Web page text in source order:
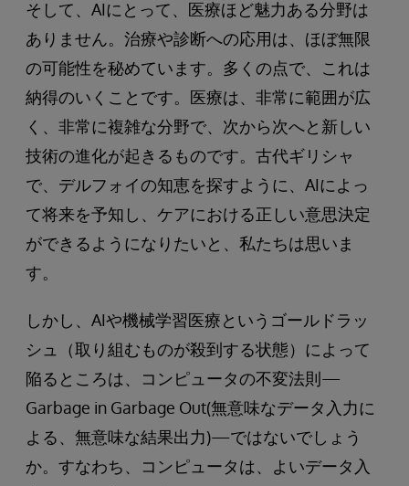
そして、AIにとって、医療ほど魅力ある分野は
ありません。治療や診断への応用は、ほぼ無限
の可能性を秘めています。多くの点で、これは
納得のいくことです。医療は、非常に範囲が広
く、非常に複雑な分野で、次から次へと新しい
技術の進化が起きるものです。古代ギリシャ
で、デルフォイの知恵を探すように、AIによっ
て将来を予知し、ケアにおける正しい意思決定
ができるようになりたいと、私たちは思いま
す。
しかし、AIや機械学習医療というゴールドラッ
シュ（取り組むものが殺到する状態）によって
陥るところは、コンピュータの不変法則—
Garbage in Garbage Out(無意味なデータ入力に
よる、無意味な結果出力)—ではないでしょう
か。すなわち、コンピュータは、よいデータ入